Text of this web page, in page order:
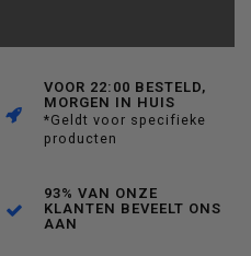
VOOR 22:00 BESTELD,
MORGEN IN HUIS
*Geldt voor specifieke
producten
93% VAN ONZE
KLANTEN BEVEELT ONS
AAN